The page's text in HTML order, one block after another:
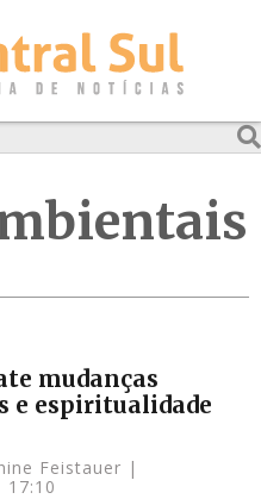
mudanças
e espiritualidade
Feistauer
17:10